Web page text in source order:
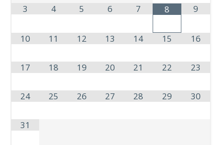
3 4 5 6 7 8 9
10 11 12 13 14 15 16
17 18 19 20 21 22 23
24 25 26 27 28 29 30
31